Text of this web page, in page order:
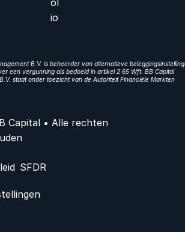
ol
io
B.V. is beheerder van alternatieve
een vergunning als bedoeld in artikel 2:65 Wft. BB Capital
staat onder toezicht van de Autoriteit Financiële Markten
Capital • Alle rechten
SFDR